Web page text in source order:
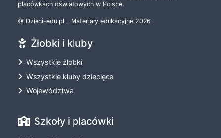
placówkach oświatowych w Polsce.
© Dzieci-edu.pl - Materiały edukacyjne 2026
Żłobki i kluby
Wszystkie żłobki
Wszystkie kluby dziecięce
Województwa
Szkoły i placówki